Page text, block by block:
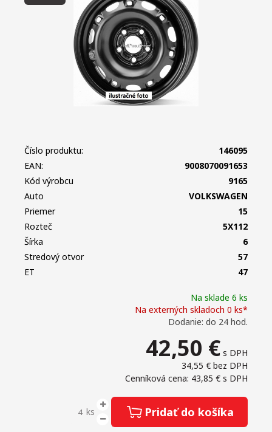
Na sklade 6 ks
Na externých skladoch 0 ks*
Dodanie: do 24 hod.
42,50 € s DPH
34,55 € bez DPH
Cenníková cena: 43,85 € s DPH
ks Pridať do košíka
Číslo produktu:
146095
EAN:
9008070091653
Kód výrobcu
9165
Auto
VOLKSWAGEN
Priemer
15
Rozteč
5X112
Šírka
6
Stredový otvor
57
ET
47